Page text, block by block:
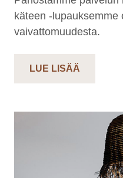
käteen -lupauksemme
vaivattomuudesta.
LUE LISÄÄ